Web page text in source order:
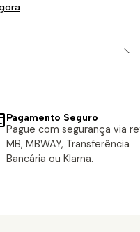
Pagamento Seguro
Pague com segurança via
MB, MBWAY, Transferência
Bancária ou Klarna.